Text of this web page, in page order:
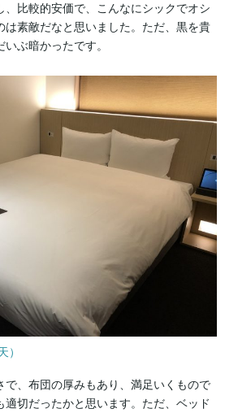
、比較的安価で、こんなにシックでオシ
は素敵だなと思いました。ただ、黒を貴
ぶ暗かったです。
）
で、布団の厚みもあり、満足いくもので
適切だったかと思います。ただ、ベッド